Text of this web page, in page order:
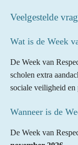
Veelgestelde
Wat is de Week
De Week van
scholen extra
sociale veiligheid en
Wanneer is de
De Week van